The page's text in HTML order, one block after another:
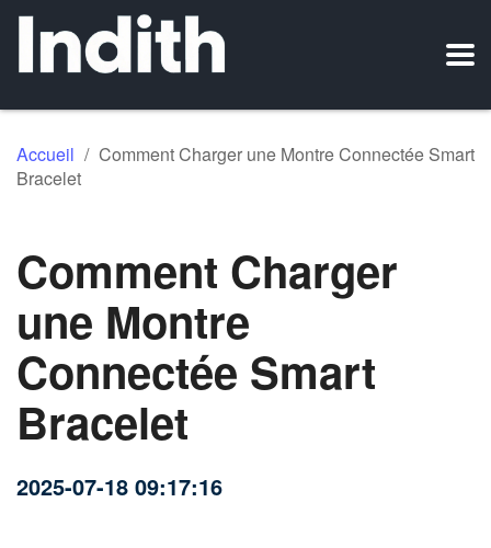
Accueil / Comment Charger une Montre Connectée Smart
Bracelet
Comment Charger
une Montre
Connectée Smart
Bracelet
2025-07-18 09:17:16